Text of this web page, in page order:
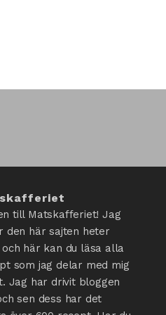
till Matskafferiet! Jag
den här sajten heter
och här kan du läsa alla
som jag delar med mig
Jag har drivit bloggen
sen dess har det